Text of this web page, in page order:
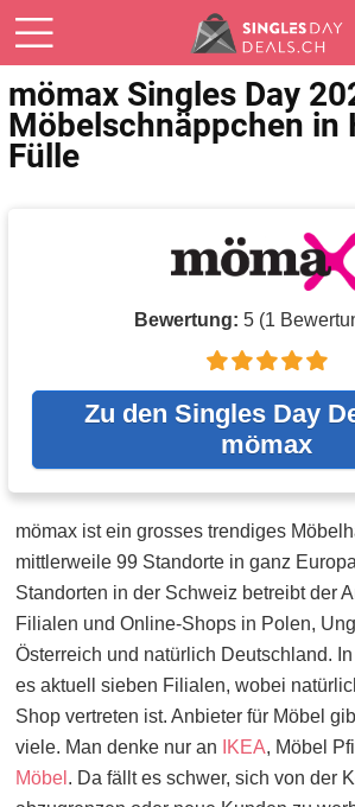
mömax Singles Day
Möbelschnäppchen in
Fülle
Bewertung: 5 (1
Zu den Singles Day
mömax
mömax ist ein grosses trendiges
mittlerweile 99 Standorte in ganz
Standorten in der Schweiz betreibt der
Filialen und Online-Shops in Polen,
Österreich und natürlich Deutschland.
es aktuell sieben Filialen, wobei
Shop vertreten ist. Anbieter für Möbel
viele. Man denke nur an
IKEA, Möbel
Möbel . Da fällt es schwer, sich von der